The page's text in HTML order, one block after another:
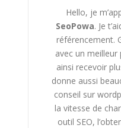
Hello, je
SeoPowa. Je
référencement.
avec un
ainsi recevoir
donne aussi
conseil sur
la vitesse de
outil SEO,